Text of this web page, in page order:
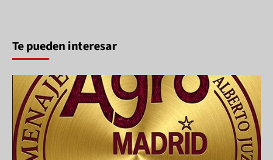
Te pueden interesar